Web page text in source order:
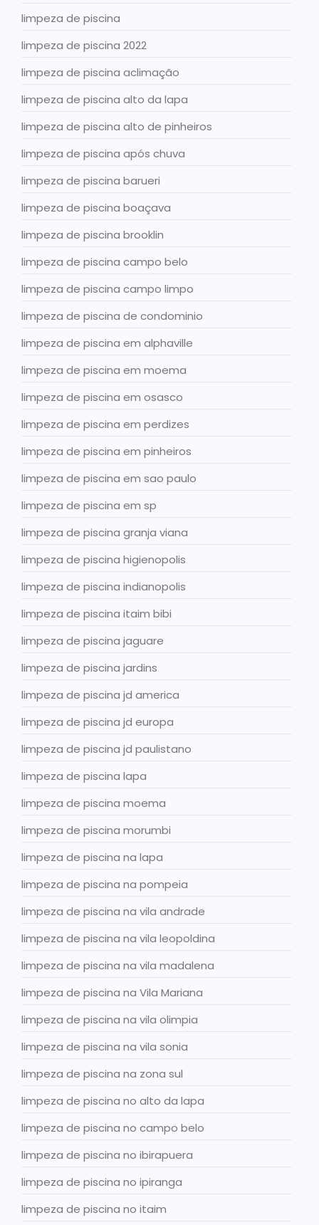
limpeza de piscina
limpeza de piscina 2022
limpeza de piscina aclimação
limpeza de piscina alto da lapa
limpeza de piscina alto de pinheiros
limpeza de piscina após chuva
limpeza de piscina barueri
limpeza de piscina boaçava
limpeza de piscina brooklin
limpeza de piscina campo belo
limpeza de piscina campo limpo
limpeza de piscina de condominio
limpeza de piscina em alphaville
limpeza de piscina em moema
limpeza de piscina em osasco
limpeza de piscina em perdizes
limpeza de piscina em pinheiros
limpeza de piscina em sao paulo
limpeza de piscina em sp
limpeza de piscina granja viana
limpeza de piscina higienopolis
limpeza de piscina indianopolis
limpeza de piscina itaim bibi
limpeza de piscina jaguare
limpeza de piscina jardins
limpeza de piscina jd america
limpeza de piscina jd europa
limpeza de piscina jd paulistano
limpeza de piscina lapa
limpeza de piscina moema
limpeza de piscina morumbi
limpeza de piscina na lapa
limpeza de piscina na pompeia
limpeza de piscina na vila andrade
limpeza de piscina na vila leopoldina
limpeza de piscina na vila madalena
limpeza de piscina na Vila Mariana
limpeza de piscina na vila olimpia
limpeza de piscina na vila sonia
limpeza de piscina na zona sul
limpeza de piscina no alto da lapa
limpeza de piscina no campo belo
limpeza de piscina no ibirapuera
limpeza de piscina no ipiranga
limpeza de piscina no itaim